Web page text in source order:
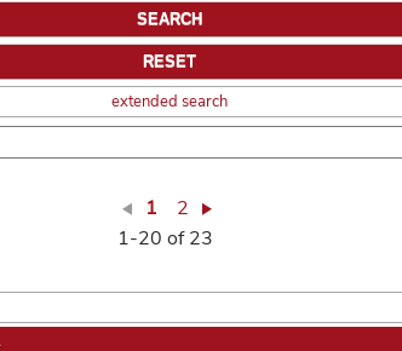
extended search
1
2
1-20 of 23